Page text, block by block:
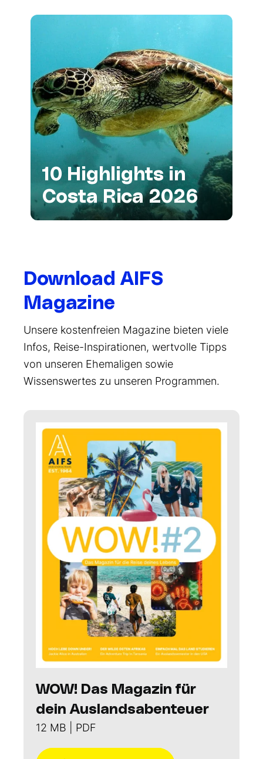
10 Highlights in
Costa Rica 2026
Download AIFS
Magazine
Unsere kostenfreien Magazine bieten viele
Infos, Reise-Inspirationen, wertvolle Tipps
von unseren Ehemaligen sowie
Wissenswertes zu unseren Programmen.
WOW! Das Magazin für
dein Auslandsabenteuer
12 MB | PDF